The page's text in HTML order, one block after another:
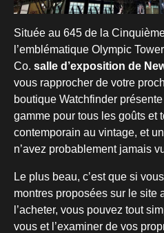
Située au 645 de la
l’emblématique Olympic
Co. salle d’exposition de
vous rapprocher de votre
boutique Watchfinder
gamme pour tous les goûts et
contemporain au vintage, et
n’avez probablement jamais
Le plus beau, c’est que si
montres proposées sur le site
l’acheter, vous pouvez tout
vous et l’examiner de vos